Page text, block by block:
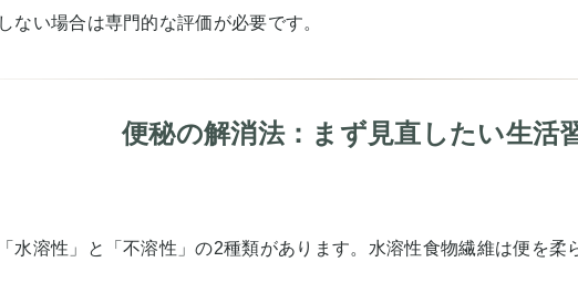
ない場合は専門的な評価が必要です。
便秘の解消法：まず見直したい生活
水溶性」と「不溶性」の2種類があります。水溶性食物繊維は便を柔